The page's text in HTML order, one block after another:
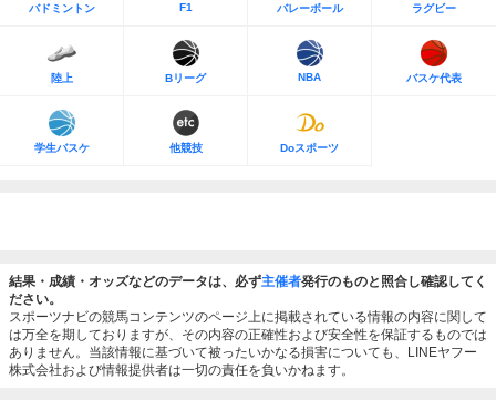
バドミントン F1 バレーボール ラグビー
陸上 Bリーグ NBA バスケ代表
学生バスケ 他競技 Doスポーツ
結果・成績・オッズなどのデータは、必ず主催者発行のものと照合し確認してく
ださい。
スポーツナビの競馬コンテンツのページ上に掲載されている情報の内容に関して
は万全を期しておりますが、その内容の正確性および安全性を保証するものでは
ありません。当該情報に基づいて被ったいかなる損害についても、LINEヤフー
株式会社および情報提供者は一切の責任を負いかねます。